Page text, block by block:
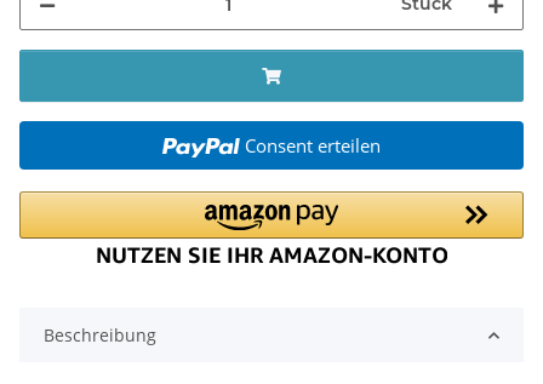
Consent erteilen
Beschreibung